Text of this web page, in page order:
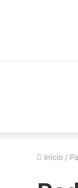
Inicio /